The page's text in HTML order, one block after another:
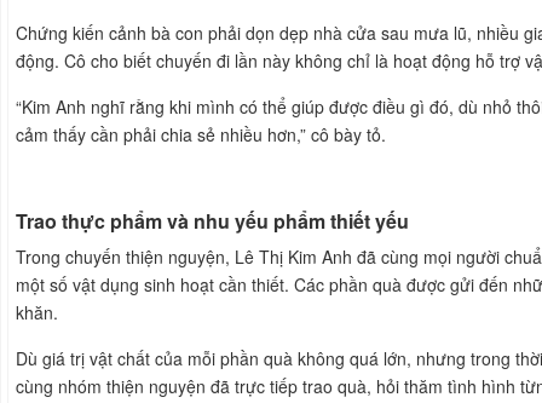
Chứng kiến cảnh bà con phải dọn dẹp nhà cửa sau mưa lũ, nhiều
động. Cô cho biết chuyến đi lần này không chỉ là hoạt động hỗ trợ
“Kim Anh nghĩ rằng khi mình có thể giúp được điều gì đó, dù nhỏ
cảm thấy cần phải chia sẻ nhiều hơn,” cô bày tỏ.
Trao thực phẩm và nhu yếu phẩm thiết yếu
Trong chuyến thiện nguyện, Lê Thị Kim Anh đã cùng mọi người
một số vật dụng sinh hoạt cần thiết. Các phần quà được gửi đến
khăn.
Dù giá trị vật chất của mỗi phần quà không quá lớn, nhưng trong
cùng nhóm thiện nguyện đã trực tiếp trao quà, hỏi thăm tình hình